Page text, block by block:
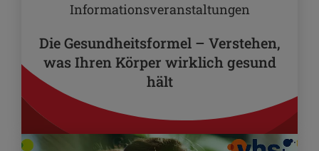
Informationsveranstaltungen
Die Gesundheitsformel – Verstehen,
was Ihren Körper wirklich gesund
hält